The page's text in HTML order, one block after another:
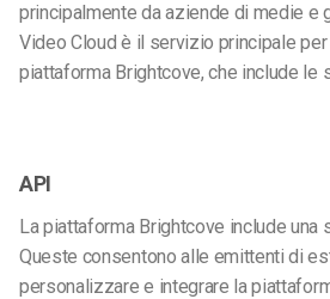
principalmente da aziende di medie e
Video Cloud è il servizio principale
piattaforma Brightcove, che include le
API
La piattaforma Brightcove include una
Queste consentono alle emittenti di
personalizzare e integrare la